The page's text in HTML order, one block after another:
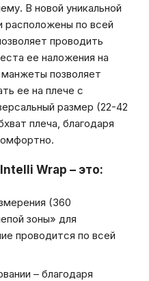
В новой уникальной
расположены по всей
проводить
ее наложения на
позволяет
ее на плече с
размер (22-42
плеча, благодаря
Wrap – это:
(360
зоны» для
проводится по всей
– благодаря